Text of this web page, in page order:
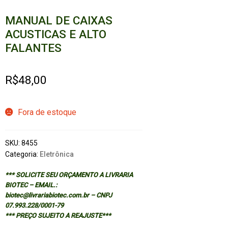
MANUAL DE CAIXAS
ACUSTICAS E ALTO
FALANTES
R$48,00
Fora de estoque
SKU: 8455
Categoria: Eletrônica
*** SOLICITE SEU ORÇAMENTO A LIVRARIA
BIOTEC – EMAIL.:
biotec@livrariabiotec.com.br – CNPJ
07.993.228/0001-79
*** PREÇO SUJEITO A REAJUSTE***